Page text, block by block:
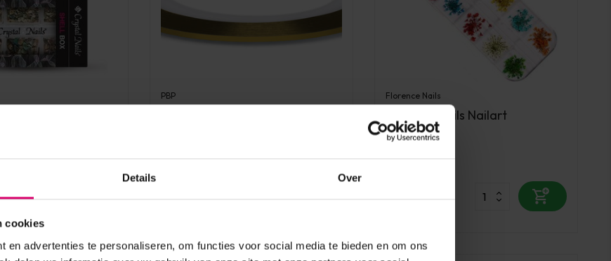
Details Over
cookies
en advertenties te personaliseren, om functies voor social media te bieden en om ons
PBP
Op voorraad
Florence Nails
Florence Nails Nailart
Flowerbom
Op voorraad